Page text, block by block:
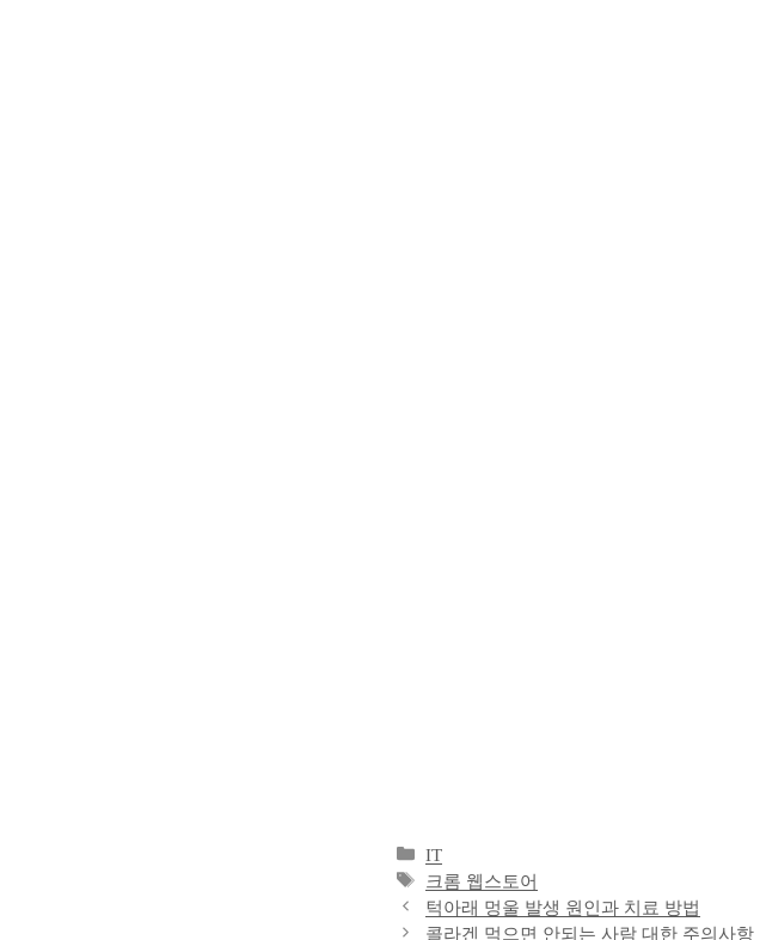
카
테
고
리
IT
태
그
크롬 웹스토어
턱아래 멍울 발생 원인과 치료 방법
콜라겐 먹으면 안되는 사람 대한 주의사항